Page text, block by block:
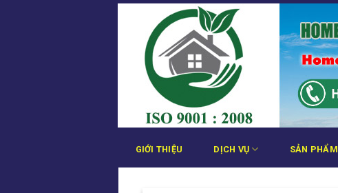
Bỏ
GIỚI THIỆU DỊCH VỤ SẢN PHẨM